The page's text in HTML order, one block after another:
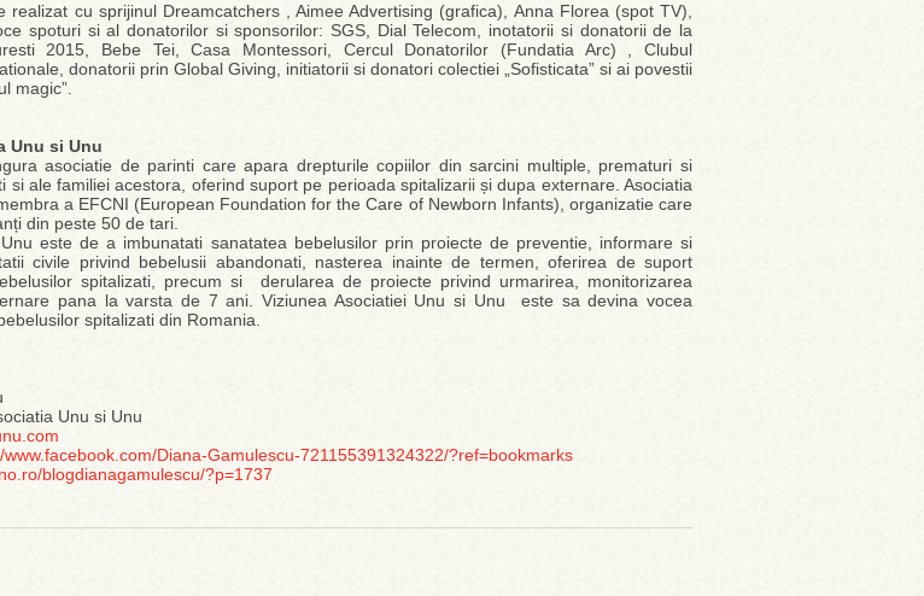
realizat cu sprijinul Dreamcatchers , Aimee Advertising (grafica), Anna Florea (spot TV),
spoturi si al donatorilor si sponsorilor: SGS, Dial Telecom, inotatorii si donatorii de la
2015, Bebe Tei, Casa Montessori, Cercul Donatorilor (Fundatia Arc) , Clubul
donatorii prin Global Giving, initiatorii si donatori colectiei „Sofisticata” si ai povestii
magic”.
Unu si Unu
asociatie de parinti care apara drepturile copiilor din sarcini multiple, prematuri si
si ale familiei acestora, oferind suport pe perioada spitalizarii și dupa externare. Asociatia
a EFCNI (European Foundation for the Care of Newborn Infants), organizatie care
din peste 50 de tari.
este de a imbunatati sanatatea bebelusilor prin proiecte de preventie, informare si
civile privind bebelusii abandonati, nasterea inainte de termen, oferirea de suport
spitalizati, precum si derularea de proiecte privind urmarirea, monitorizarea
pana la varsta de 7 ani. Viziunea Asociatiei Unu si Unu este sa devina vocea
spitalizati din Romania.
Unu si Unu
www.facebook.com/Diana-Gamulescu-721155391324322/?ref=bookmarks
blogdianagamulescu/?p=1737